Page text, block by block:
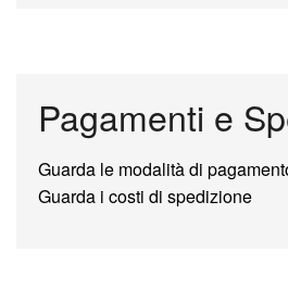
Pagamenti e
Guarda le modalità di
Guarda i costi di spedizione